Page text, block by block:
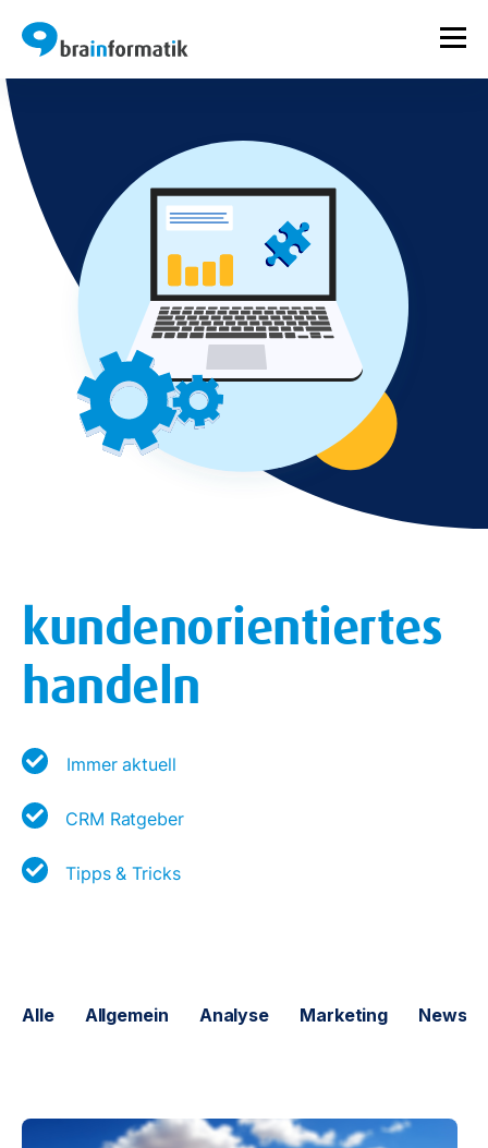
kundenorientiertes
handeln
Immer aktuell
CRM Ratgeber
Tipps & Tricks
Alle Allgemein Analyse Marketing News